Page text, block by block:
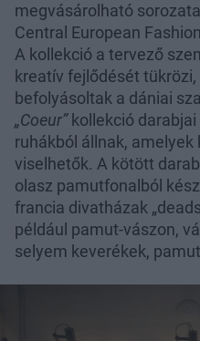
megvásárolható
Central European
A kollekció a tervező
kreatív fejlődését
befolyásoltak a dániai
„Coeur” kollekció
ruhákból állnak,
viselhetők. A kötött
olasz pamutfonalból
francia divatházak
például pamut-vászon,
selyem keverékek,